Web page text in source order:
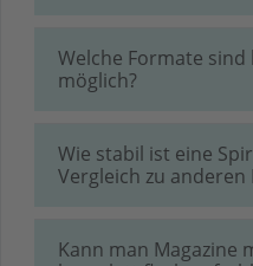
Welche Formate
möglich?
Wie stabil ist eine
Vergleich zu anderen
Kann man Magazine